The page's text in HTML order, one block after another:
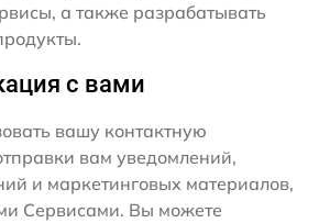
а также разрабатывать
с вами
вашу контактную
вам уведомлений,
и маркетинговых материалов,
Сервисами. Вы можете